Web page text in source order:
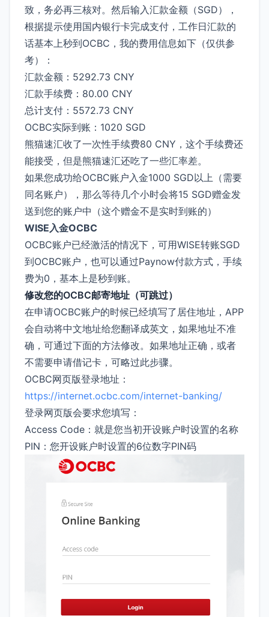
致，务必再三核对。然后输入汇款金额（SGD），
根据提示使用国内银行卡完成支付，工作日汇款的
话基本上秒到OCBC，我的费用信息如下（仅供参
考）：
汇款金额：5292.73 CNY
汇款手续费：80.00 CNY
总计支付：5572.73 CNY
OCBC实际到账：1020 SGD
熊猫速汇收了一次性手续费80 CNY，这个手续费还
能接受，但是熊猫速汇还吃了一些汇率差。
如果您成功给OCBC账户入金1000 SGD以上（需要
同名账户），那么等待几个小时会将15 SGD赠金发
送到您的账户中（这个赠金不是实时到账的）
WISE入金OCBC
OCBC账户已经激活的情况下，可用WISE转账SGD
到OCBC账户，也可以通过Paynow付款方式，手续
费为0，基本上是秒到账。
修改您的OCBC邮寄地址（可跳过）
在申请OCBC账户的时候已经填写了居住地址，APP
会自动将中文地址给您翻译成英文，如果地址不准
确，可通过下面的方法修改。如果地址正确，或者
不需要申请借记卡，可略过此步骤。
OCBC网页版登录地址：
https://internet.ocbc.com/internet-banking/
登录网页版会要求您填写：
Access Code：就是您当初开设账户时设置的名称
PIN：您开设账户时设置的6位数字PIN码